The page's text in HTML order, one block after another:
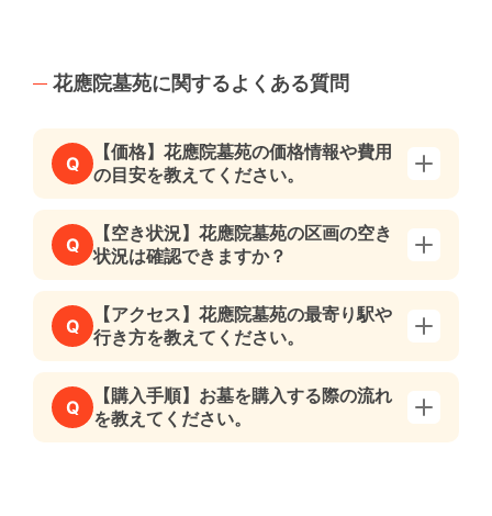
花應院墓苑に関するよくある質問
Q
【価格】花應院墓苑の価格情報や費用
の目安を教えてください。
Q
【空き状況】花應院墓苑の区画の空き
状況は確認できますか？
Q
【アクセス】花應院墓苑の最寄り駅や
行き方を教えてください。
Q
【購入手順】お墓を購入する際の流れ
を教えてください。